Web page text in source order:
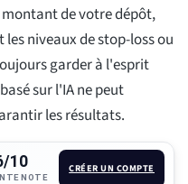
montant de votre dépôt,
niveaux de stop-loss ou
garder à l'esprit
sur l'IA ne peut
les résultats.
10
NOTE
CRÉER UN COMPTE